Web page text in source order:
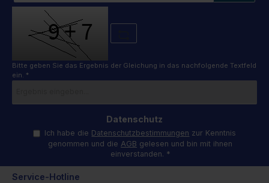
*
Bitte geben Sie das Ergebnis der Gleichung in das nachfolgende Textfeld
ein. *
Datenschutz
Ich habe die Datenschutzbestimmungen zur Kenntnis
genommen und dieAGB gelesen und bin mit ihnen
einverstanden. *
Service-Hotline